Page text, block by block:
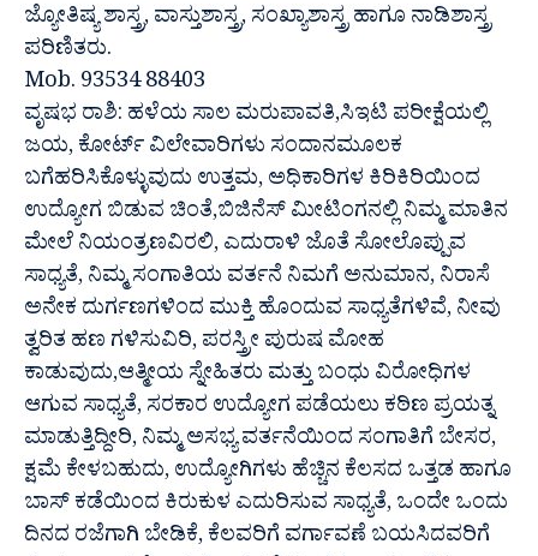
ಜ್ಯೋತಿಷ್ಯ ಶಾಸ್ತ್ರ, ವಾಸ್ತುಶಾಸ್ತ್ರ, ಸಂಖ್ಯಾಶಾಸ್ತ್ರ ಹಾಗೂ ನಾಡಿಶಾಸ್ತ್ರ
ಪರಿಣಿತರು.
Mob. 93534 88403
ವೃಷಭ ರಾಶಿ: ಹಳೆಯ ಸಾಲ ಮರುಪಾವತಿ,ಸಿಇಟಿ ಪರೀಕ್ಷೆಯಲ್ಲಿ
ಜಯ, ಕೋರ್ಟ್ ವಿಲೇವಾರಿಗಳು ಸಂದಾನಮೂಲಕ
ಬಗೆಹರಿಸಿಕೊಳ್ಳುವುದು ಉತ್ತಮ, ಅಧಿಕಾರಿಗಳ ಕಿರಿಕಿರಿಯಿಂದ
ಉದ್ಯೋಗ ಬಿಡುವ ಚಿಂತೆ,ಬಿಜಿನೆಸ್ ಮೀಟಿಂಗನಲ್ಲಿ ನಿಮ್ಮ ಮಾತಿನ
ಮೇಲೆ ನಿಯಂತ್ರಣವಿರಲಿ, ಎದುರಾಳಿ ಜೊತೆ ಸೋಲೊಪ್ಪುವ
ಸಾಧ್ಯತೆ, ನಿಮ್ಮ ಸಂಗಾತಿಯ ವರ್ತನೆ ನಿಮಗೆ ಅನುಮಾನ, ನಿರಾಸೆ
ಅನೇಕ ದುರ್ಗಣಗಳಿಂದ ಮುಕ್ತಿ ಹೊಂದುವ ಸಾಧ್ಯತೆಗಳಿವೆ, ನೀವು
ತ್ವರಿತ ಹಣ ಗಳಿಸುವಿರಿ, ಪರಸ್ತ್ರೀ ಪುರುಷ ಮೋಹ
ಕಾಡುವುದು,ಆತ್ಮೀಯ ಸ್ನೇಹಿತರು ಮತ್ತು ಬಂಧು ವಿರೋಧಿಗಳ
ಆಗುವ ಸಾಧ್ಯತೆ, ಸರಕಾರ ಉದ್ಯೋಗ ಪಡೆಯಲು ಕಠಿಣ ಪ್ರಯತ್ನ
ಮಾಡುತ್ತಿದ್ದೀರಿ, ನಿಮ್ಮ ಅಸಭ್ಯ ವರ್ತನೆಯಿಂದ ಸಂಗಾತಿಗೆ ಬೇಸರ,
ಕ್ಷಮೆ ಕೇಳಬಹುದು, ಉದ್ಯೋಗಿಗಳು ಹೆಚ್ಚಿನ ಕೆಲಸದ ಒತ್ತಡ ಹಾಗೂ
ಬಾಸ್ ಕಡೆಯಿಂದ ಕಿರುಕುಳ ಎದುರಿಸುವ ಸಾಧ್ಯತೆ, ಒಂದೇ ಒಂದು
ದಿನದ ರಜೆಗಾಗಿ ಬೇಡಿಕೆ, ಕೆಲವರಿಗೆ ವರ್ಗಾವಣೆ ಬಯಸಿದವರಿಗೆ